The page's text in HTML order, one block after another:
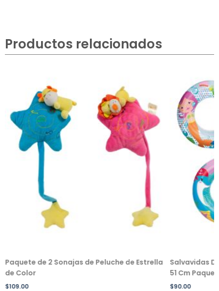
Productos relacionados
Paquete de 2 Sonajas de Peluche de Estrella
de Color
$109.00
Salvavidas
51 Cm
$90.00